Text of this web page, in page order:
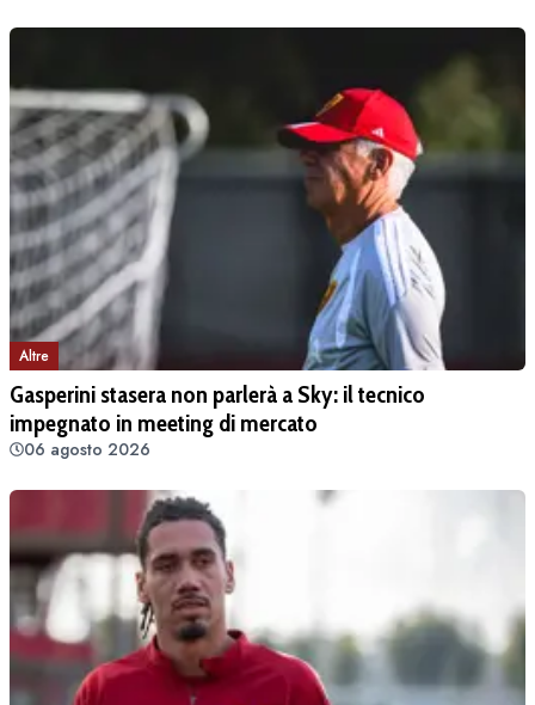
Altre
Gasperini stasera non parlerà a Sky: il tecnico
impegnato in meeting di mercato
06 agosto 2026